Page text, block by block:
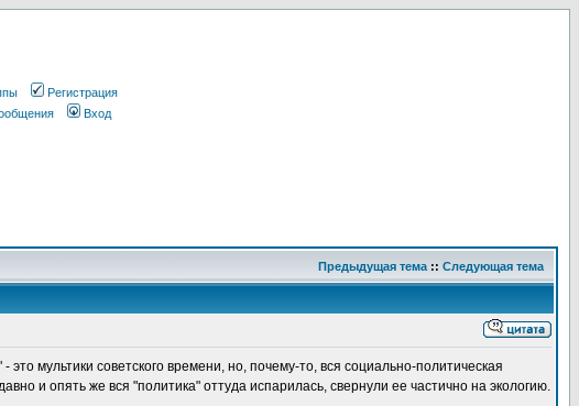
Регистрация
Вход
Предыдущая тема :: Следующая тема
мультики советского времени, но, почему-то, вся социально-политическая
и опять же вся "политика" оттуда испарилась, свернули ее частично на экологию.